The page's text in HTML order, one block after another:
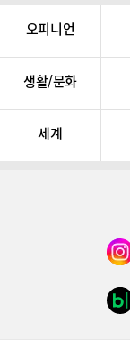
오피니언
생활/문화
세계